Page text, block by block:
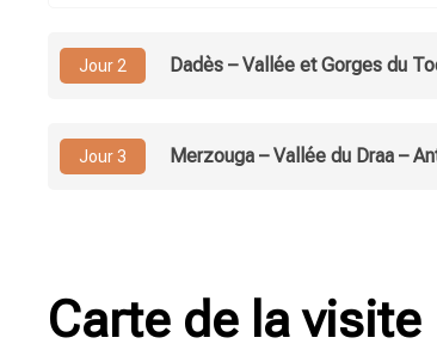
Jour 2 Dadès – Vallée et Gorges du
Jour 3 Merzouga – Vallée du Draa –
Carte de la visite